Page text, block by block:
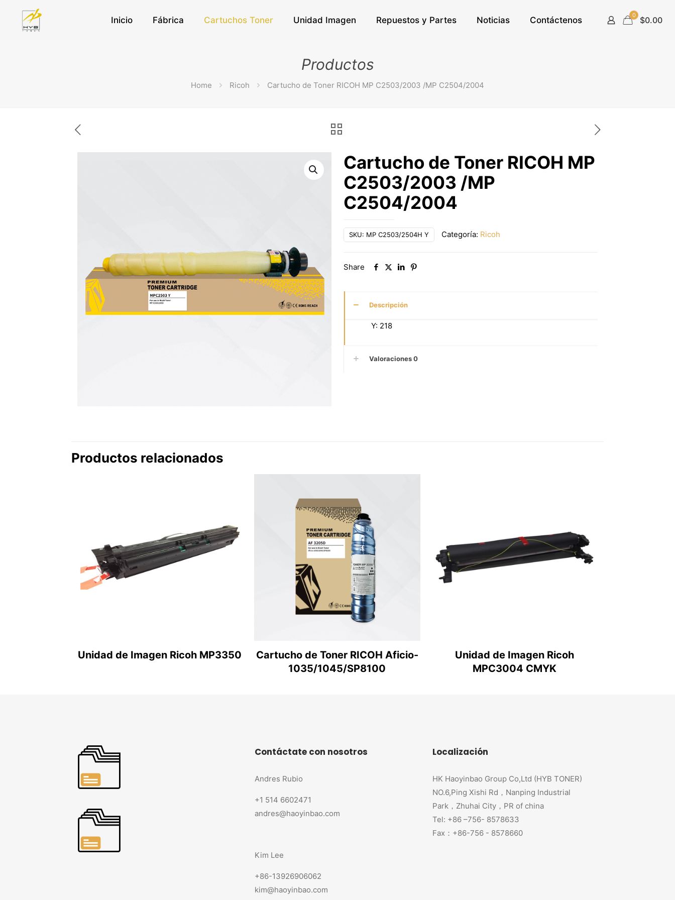
Inicio Fábrica Cartuchos Toner Unidad Imagen Repuestos y Partes Noticias Contáctenos 0 $0.00
Productos
Home Ricoh Cartucho de Toner RICOH MP C2503/2003 /MP C2504/2004
Cartucho de Toner RICOH MP
C2503/2003 /MP
C2504/2004
SKU: MP C2503/2504H Y Categoría: Ricoh
Share
Descripción
Y: 218
Valoraciones0
Productos relacionados
Unidad de Imagen Ricoh MP3350
Cartucho de Toner RICOH Aficio-
1035/1045/SP8100
Unidad de Imagen Ricoh
MPC3004 CMYK
Contáctate con nosotros
Andres Rubio
+1 514 6602471
andres@haoyinbao.com
Kim Lee
+86-13926906062
kim@haoyinbao.com
Localización
HK Haoyinbao Group Co,Ltd (HYB TONER)
NO.6,Ping Xishi Rd，Nanping Industrial
Park，Zhuhai City，PR of china
Tel: +86 –756- 8578633
Fax：+86-756 - 8578660